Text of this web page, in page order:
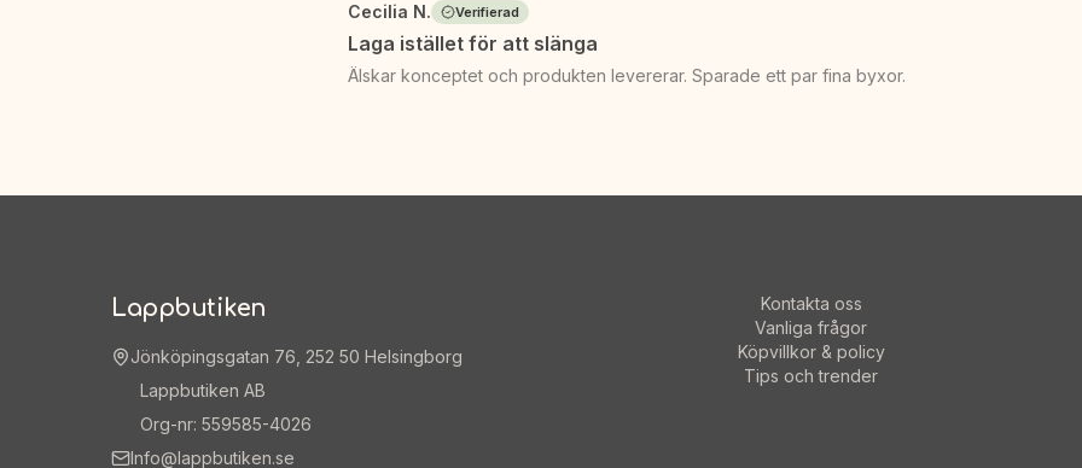
Cecilia N. Verifierad
Laga istället för att slänga
Älskar konceptet och produkten levererar. Sparade ett par fina byxor.
Lappbutiken
Jönköpingsgatan 76, 252 50 Helsingborg
Lappbutiken AB
Org-nr: 559585-4026
Info@lappbutiken.se
Kontakta oss
Vanliga frågor
Köpvillkor & policy
Tips och trender